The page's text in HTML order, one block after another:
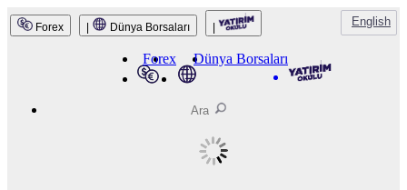
QNB Invest
Forex Dünya Borsaları English
Forex Dünya Borsaları